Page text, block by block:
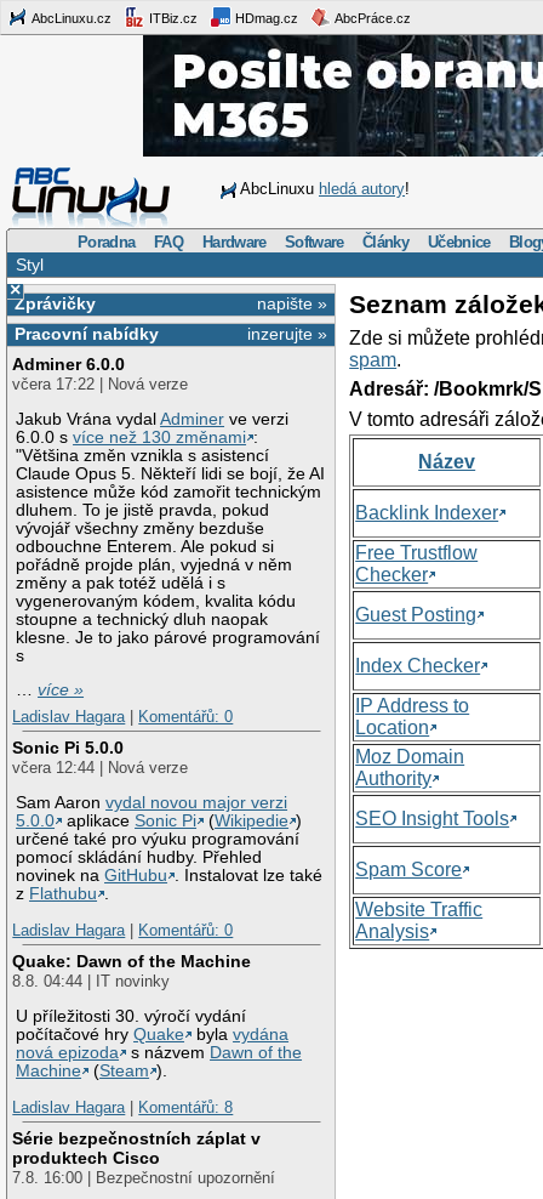
AbcLinuxu.cz ITBiz.cz HDmag.cz AbcPráce.cz
AbcLinuxu hledá autory!
Poradna FAQ Hardware Software Články Učebnice
Styl
×
napište »
Zprávičky
inzerujte »
Pracovní nabídky
Adminer 6.0.0
včera 17:22 | Nová verze
Jakub Vrána vydalAdminer ve verzi
6.0.0 svíce než 130 změnami :
"Většina změn vznikla s asistencí
Claude Opus 5. Někteří lidi se bojí, že AI
asistence může kód zamořit technickým
dluhem. To je jistě pravda, pokud
vývojář všechny změny bezduše
odbouchne Enterem. Ale pokud si
pořádně projde plán, vyjedná v něm
změny a pak totéž udělá i s
vygenerovaným kódem, kvalita kódu
stoupne a technický dluh naopak
klesne. Je to jako párové programování
s
…více »
Ladislav Hagara
Komentářů: 0
Sonic Pi 5.0.0
včera 12:44 | Nová verze
Sam Aaronvydal novou major verzi
5.0.0
aplikaceSonic Pi (Wikipedie )
určené také pro výuku programování
pomocí skládání hudby. Přehled
novinek naGitHubu . Instalovat lze také
z Flathubu .
Ladislav Hagara
Komentářů: 0
Quake: Dawn of the Machine
8.8. 04:44 | IT novinky
U příležitosti 30. výročí vydání
počítačové hryQuake bylavydána
nová epizoda
s názvem Dawn of the
Machine
(Steam ).
Ladislav Hagara
Komentářů: 8
Série bezpečnostních záplat v
produktech Cisco
7.8. 16:00 | Bezpečnostní upozornění
Seznam
Zde si můžete
spam.
Adresář: /Bookmrk/
V tomto adresáři
Název
Backlink Indexer
Free Trustflow
Checker
Guest Posting
Index Checker
IP Address to
Location
Moz Domain
Authority
SEO Insight Tools
Spam Score
Website Traffic
Analysis